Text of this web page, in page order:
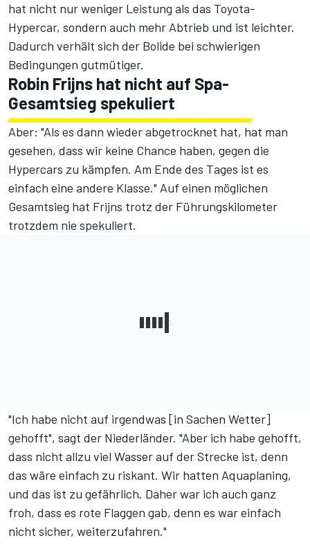
hat nicht nur weniger Leistung als das Toyota-
Hypercar, sondern auch mehr Abtrieb und ist leichter.
Dadurch verhält sich der Bolide bei schwierigen
Bedingungen gutmütiger.
Robin Frijns hat nicht auf Spa-
Gesamtsieg spekuliert
Aber: "Als es dann wieder abgetrocknet hat, hat man
gesehen, dass wir keine Chance haben, gegen die
Hypercars zu kämpfen. Am Ende des Tages ist es
einfach eine andere Klasse." Auf einen möglichen
Gesamtsieg hat Frijns trotz der Führungskilometer
trotzdem nie spekuliert.
"Ich habe nicht auf irgendwas [in Sachen Wetter]
gehofft", sagt der Niederländer. "Aber ich habe gehofft,
dass nicht allzu viel Wasser auf der Strecke ist, denn
das wäre einfach zu riskant. Wir hatten Aquaplaning,
und das ist zu gefährlich. Daher war ich auch ganz
froh, dass es rote Flaggen gab, denn es war einfach
nicht sicher, weiterzufahren."